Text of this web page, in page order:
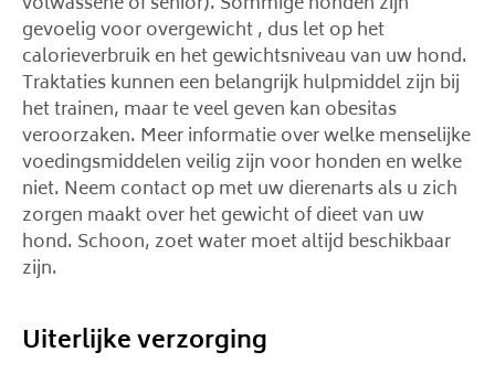
gevoelig voor overgewicht , dus let op het
calorieverbruik en het gewichtsniveau van uw hond.
Traktaties kunnen een belangrijk hulpmiddel zijn bij
het trainen, maar te veel geven kan obesitas
veroorzaken. Meer informatie over welke menselijke
voedingsmiddelen veilig zijn voor honden en welke
niet. Neem contact op met uw dierenarts als u zich
zorgen maakt over het gewicht of dieet van uw
hond. Schoon, zoet water moet altijd beschikbaar
zijn.
Uiterlijke verzorging